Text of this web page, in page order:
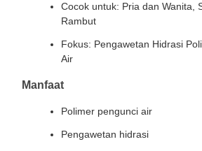
Cocok untuk: Pria dan Wanita,
Rambut
Fokus: Pengawetan Hidrasi
Air
Manfaat
Polimer pengunci air
Pengawetan hidrasi